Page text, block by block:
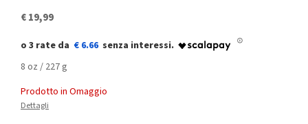
€ 19,99
€ 6.66
8 oz / 227 g
Prodotto in Omaggio
Dettagli